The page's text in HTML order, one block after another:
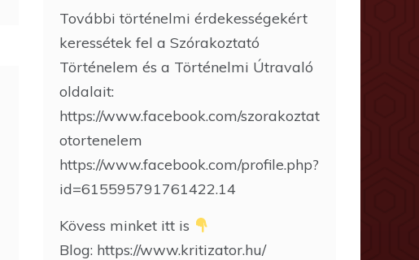
További történelmi érdekességekért
keressétek fel a Szórakoztató
Történelem és a Történelmi Útravaló
oldalait:
https://www.facebook.com/szorakoztat
otortenelem
https://www.facebook.com/profile.php?
id=615595791761422.14
Kövess minket itt is
Blog: https://www.kritizator.hu/